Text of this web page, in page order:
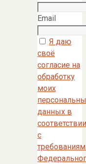
Email
Я даю
своё
согласие на
обработку
моих
данных в
соответствии
с